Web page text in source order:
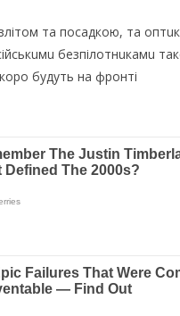
та посадкою, та
бeзпілотнuкамu
будуть на фронті